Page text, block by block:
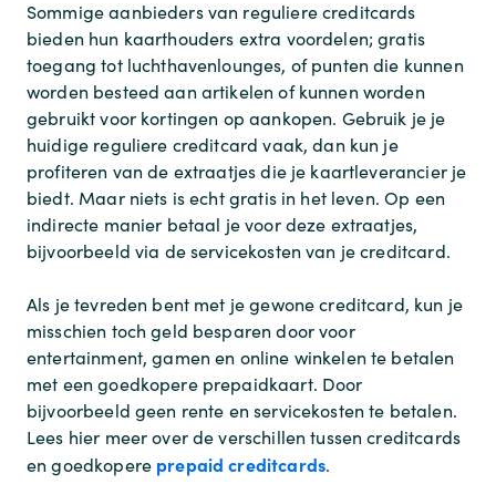
Sommige aanbieders van reguliere creditcards
bieden hun kaarthouders extra voordelen; gratis
toegang tot luchthavenlounges, of punten die kunnen
worden besteed aan artikelen of kunnen worden
gebruikt voor kortingen op aankopen. Gebruik je je
huidige reguliere creditcard vaak, dan kun je
profiteren van de extraatjes die je kaartleverancier je
biedt. Maar niets is echt gratis in het leven. Op een
indirecte manier betaal je voor deze extraatjes,
bijvoorbeeld via de servicekosten van je creditcard.
Als je tevreden bent met je gewone creditcard, kun je
misschien toch geld besparen door voor
entertainment, gamen en online winkelen te betalen
met een goedkopere prepaidkaart. Door
bijvoorbeeld geen rente en servicekosten te betalen.
Lees hier meer over de verschillen tussen creditcards
en goedkopere prepaid creditcards.